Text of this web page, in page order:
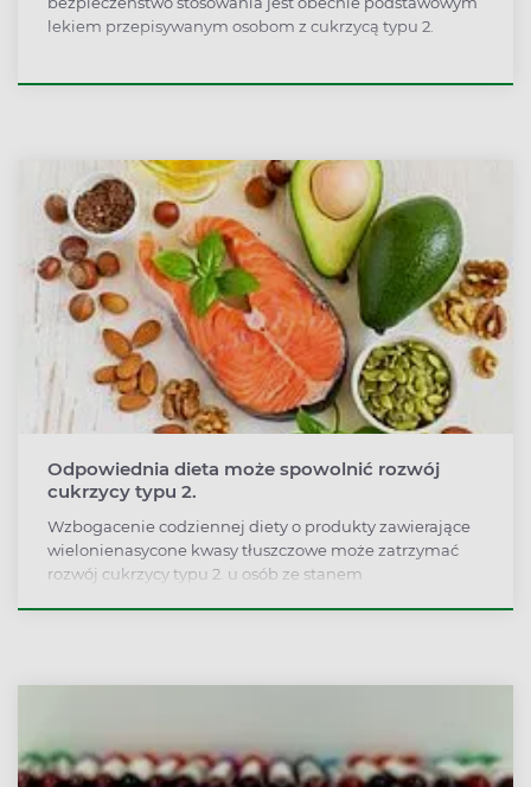
lekiem przepisywanym osobom z cukrzycą typu 2.
Odpowiednia dieta może spowolnić rozwój
cukrzycy typu 2.
Wzbogacenie codziennej diety o produkty zawierające
wielonienasycone kwasy tłuszczowe może zatrzymać
rozwój cukrzycy typu 2. u osób ze stanem